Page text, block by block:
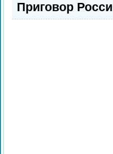
Приговор